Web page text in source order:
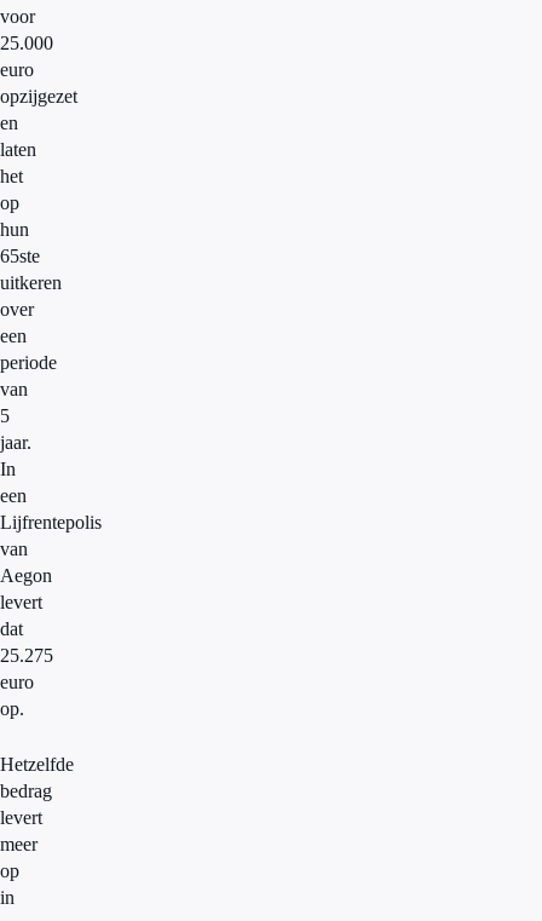
voor
25.000
euro
opzijgezet
en
laten
het
op
hun
65ste
uitkeren
over
een
periode
van
5
jaar.
In
een
Lijfrentepolis
van
Aegon
levert
dat
25.275
euro
op.
Hetzelfde
bedrag
levert
meer
op
in